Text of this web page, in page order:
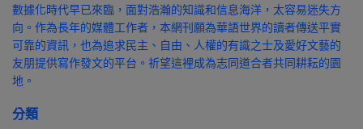
數據化時代早已來臨，面對浩瀚的知識和信息海洋，太容易迷失方
向。作為長年的媒體工作者，本網刊願為華語世界的讀者傳送平實
可靠的資訊，也為追求民主、自由、人權的有識之士及愛好文藝的
友朋提供寫作發文的平台。祈望這裡成為志同道合者共同耕耘的園
地。
分類